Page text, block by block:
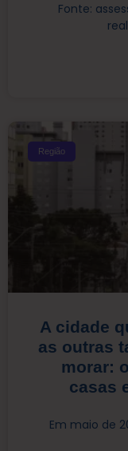
Fonte:
Região
A cidade
as outras
morar:
casas
Em maio de